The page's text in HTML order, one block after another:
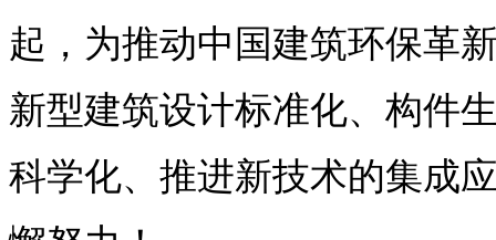
起，为推动中国建筑环保革
新型建筑设计标准化、构件
科学化、推进新技术的集成